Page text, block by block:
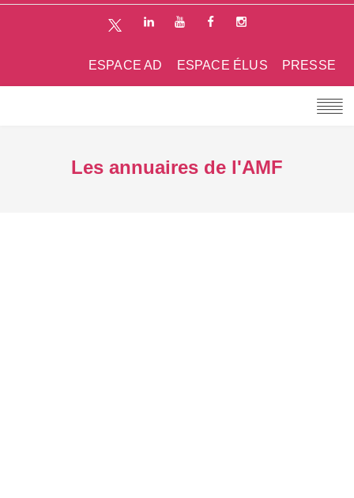
PRESSE
ESPACE ÉLUS
ESPACE AD
Les annuaires de l'AMF